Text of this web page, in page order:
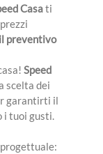
Casati
il preventivo
Speed
scelta dei
garantirti il
tuoi gusti.